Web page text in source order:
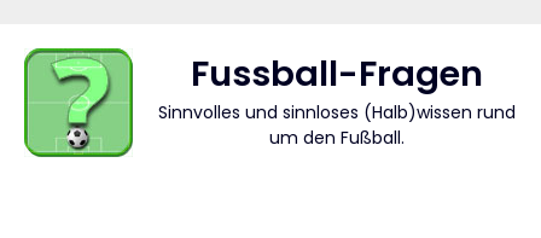
content
Fussball-Fragen
Sinnvolles und sinnloses (Halb)wissen rund
um den Fußball.